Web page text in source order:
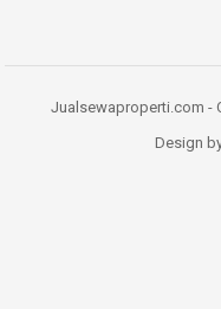
Jualsewaproperti.com -
Design